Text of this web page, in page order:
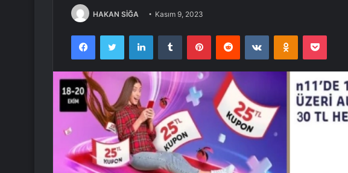
HAKAN SİĞA Kasım 9, 2023
FacebookTwitter LinkedInTumblr PinterestReddit VKontakteOdnoklassniki
Pocket